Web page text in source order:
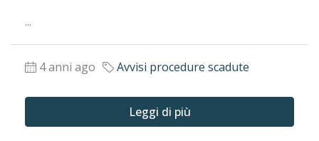
...
4 anni ago Avvisi procedure scadute
Leggi di più